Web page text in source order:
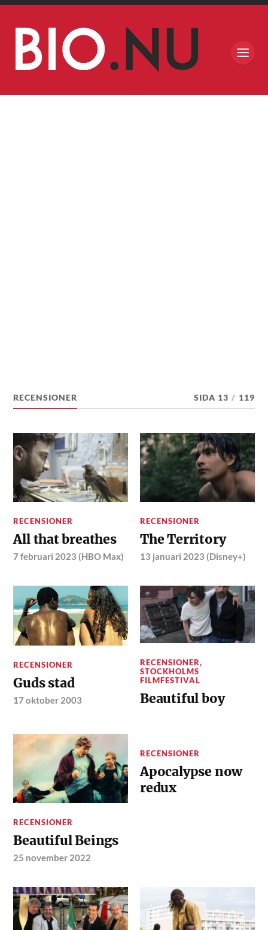
RECENSIONER SIDA 13 / 119
RECENSIONER
All that breathes
7 februari 2023 (HBO Max)
RECENSIONER
The Territory
13 januari 2023 (Disney+)
RECENSIONER
Guds stad
17 oktober 2003
RECENSIONER,
STOCKHOLMS
FILMFESTIVAL
Beautiful boy
RECENSIONER
Beautiful Beings
25 november 2022
RECENSIONER
Apocalypse now
redux